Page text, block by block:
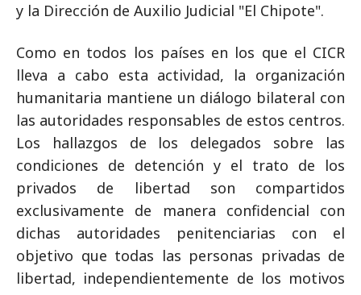
y la Dirección de Auxilio Judicial "El Chipote".
Como en todos los países en los que el CICR
lleva a cabo esta actividad, la organización
humanitaria mantiene un diálogo bilateral con
las autoridades responsables de estos centros.
Los hallazgos de los delegados sobre las
condiciones de detención y el trato de los
privados de libertad son compartidos
exclusivamente de manera confidencial con
dichas autoridades penitenciarias con el
objetivo que todas las personas privadas de
libertad, independientemente de los motivos